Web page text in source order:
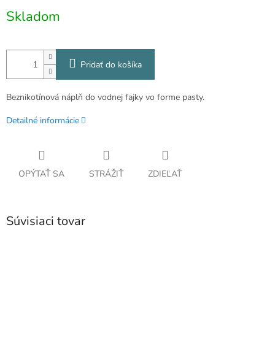
cena:
Skladom
Pridať do košíka
Beznikotínová náplň do vodnej fajky vo forme pasty.
Detailné informácie
OPÝTAŤ SA STRÁŽIŤ ZDIEĽAŤ
Súvisiaci tovar